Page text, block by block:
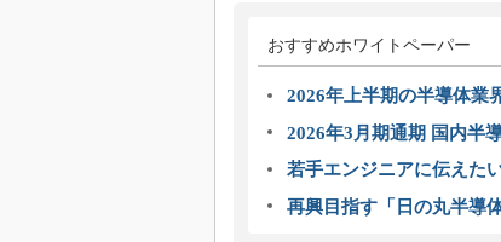
おすすめホワイトペーパー
2026年上半期の半導体
2026年3月期通期 国内半
若手エンジニアに伝えた
再興目指す「日の丸半導